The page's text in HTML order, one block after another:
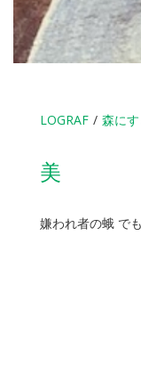
LOGRAF 森に
美
嫌われ者の蛾 で